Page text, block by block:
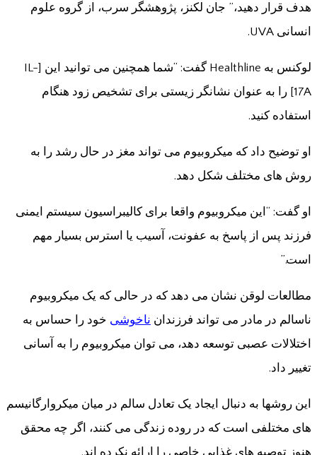
هدف قرار دهید،” جان لکنز، پژوهشگر سرب، از گروه علوم
انسانی UVA.
لوکنس به Healthline گفت: “شما همچنین می توانید این [IL-
17A] را به عنوان نشانگر زیستی برای تشخیص زود هنگام
استفاده کنید.
او توضیح داد که میکروبیوم می تواند مغز در حال رشد را به
روش های مختلف شکل دهد.
او گفت: “این میکروبیوم واقعا برای کالیبراسیون سیستم ایمنی
فرزند پس از پاسخ به عفونت، آسیب یا استرس بسیار مهم
است.”
مطالعات لوقن نشان می دهد که در حالی که یک میکروبیوم
ناسالم در مادر می تواند فرزندان ناخوشی خود را حساس به
اختلالات عصبی توسعه دهد، می توان میکروبیوم را به آسانی
تغییر داد.
این روشها به دنبال ایجاد یک تعادل سالم در میان میکروارگانیسم
های مختلفی است که در روده زندگی می کنند، اگر چه محقق
هنوز توصیه های غذایی خاصی را ارائه نکرده اند.